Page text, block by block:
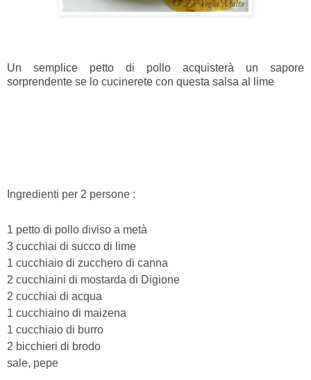
Un semplice petto di pollo acquisterà un sapore
sorprendente se lo cucinerete con questa salsa al lime
Ingredienti per 2 persone :
1 petto di pollo diviso a metà
3 cucchiai di succo di lime
1 cucchiaio di zucchero di canna
2 cucchiaini di mostarda di Digione
2 cucchiai di acqua
1 cucchiaino di maizena
1 cucchiaio di burro
2 bicchieri di brodo
sale, pepe